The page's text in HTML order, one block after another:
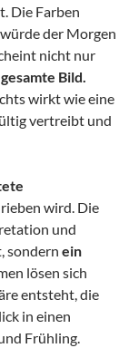
Die Farben
der Morgen
nicht nur
Bild.
wirkt wie eine
vertreibt und
wird. Die
und
sondern ein
lösen sich
entsteht, die
in einen
Frühling.